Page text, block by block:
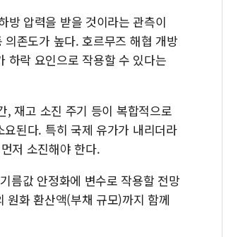
방 압력을 받을 것이라는 관측이
존도가 높다. 호르무즈 해협 개방
하락 요인으로 작용할 수 있다는
, 재고 소진 주기 등이 복합적으로
된다. 특히 국제 유가가 내리더라
저 소진해야 한다.
름값 안정화에 변수로 작용할 전망
원화 환산액(부채 규모)까지 함께